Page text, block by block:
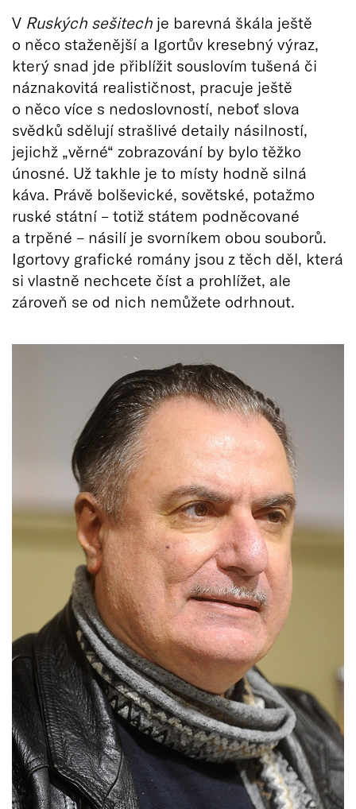
V Ruských sešitech je barevná škála ještě
o něco staženější a Igortův kresebný výraz,
který snad jde přiblížit souslovím tušená či
náznakovitá realističnost, pracuje ještě
o něco více s nedoslovností, neboť slova
svědků sdělují strašlivé detaily násilností,
jejichž „věrné“ zobrazování by bylo těžko
únosné. Už takhle je to místy hodně silná
káva. Právě bolševické, sovětské, potažmo
ruské státní – totiž státem podněcované
a trpěné – násilí je svorníkem obou souborů.
Igortovy grafické romány jsou z těch děl, která
si vlastně nechcete číst a prohlížet, ale
zároveň se od nich nemůžete odrhnout.